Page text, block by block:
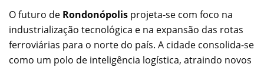
O futuro de Rondonópolis projeta-se com foco na
industrialização tecnológica e na expansão das rotas
ferroviárias para o norte do país. A cidade consolida-se
como um polo de inteligência logística, atraindo novos